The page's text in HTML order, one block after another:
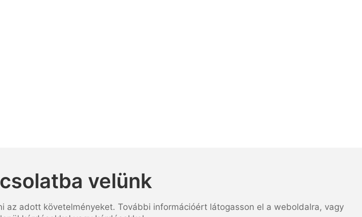
velünk
adott követelményeket. További információért látogasson el a weboldalra, vagy